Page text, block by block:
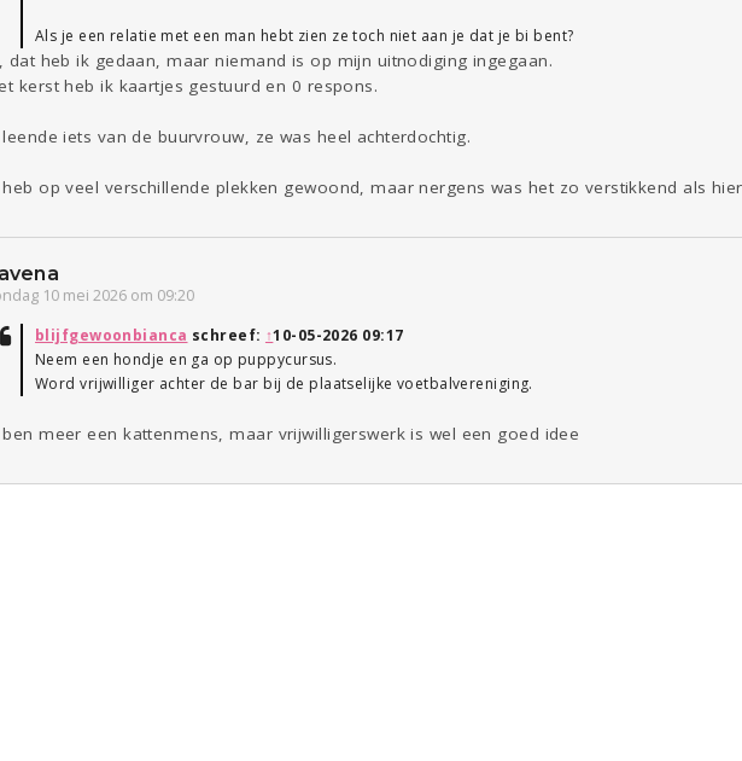
Als je een relatie met een man hebt zien ze toch niet aan je dat je bi bent?
dat heb ik gedaan, maar niemand is op mijn uitnodiging ingegaan.
kerst heb ik kaartjes gestuurd en 0 respons.
leende iets van de buurvrouw, ze was heel achterdochtig.
op veel verschillende plekken gewoond, maar nergens was het zo verstikkend als
10 mei 2026 om 09:20
blijfgewoonbianca schreef: ↑10-05-2026 09:17
Neem een hondje en ga op puppycursus.
Word vrijwilliger achter de bar bij de plaatselijke voetbalvereniging.
meer een kattenmens, maar vrijwilligerswerk is wel een goed idee